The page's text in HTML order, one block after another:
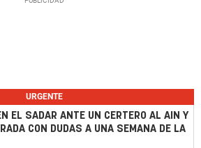
URGENTE
EL SADAR ANTE UN CERTERO AL AIN Y
CON DUDAS A UNA SEMANA DE LA